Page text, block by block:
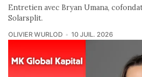
Entretien avec Bryan Umana,
Solarsplit.
OLIVIER WURLOD 10 JUIL. 2026